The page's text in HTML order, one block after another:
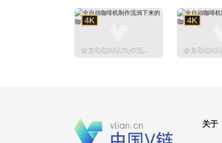
全自动咖啡机制作流淌
全自动咖啡
关于